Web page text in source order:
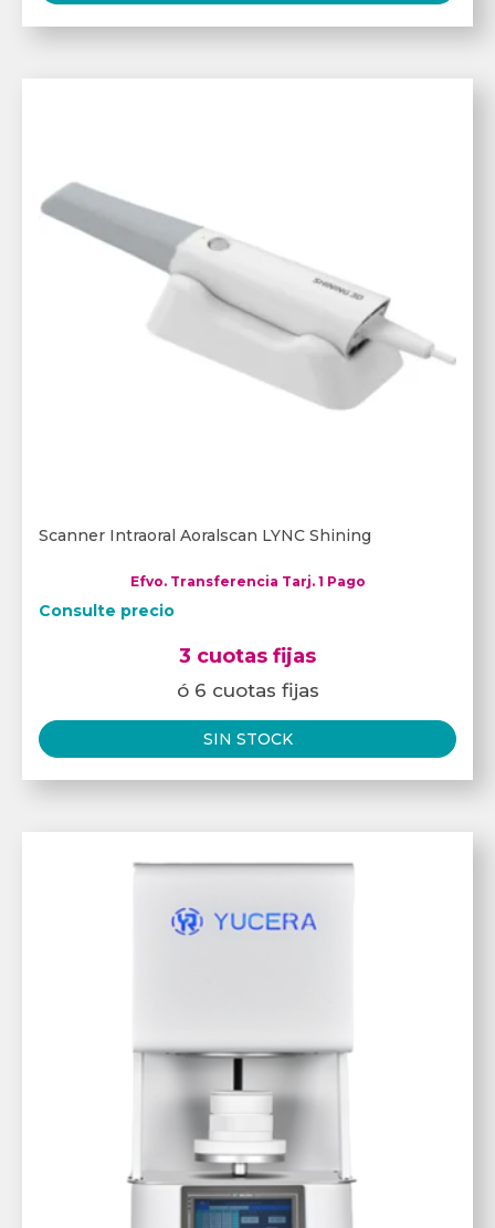
Scanner Intraoral Aoralscan LYNC Shining
Efvo. Transferencia Tarj. 1 Pago
Consulte precio
3 cuotas fijas
ó 6 cuotas fijas
SIN STOCK